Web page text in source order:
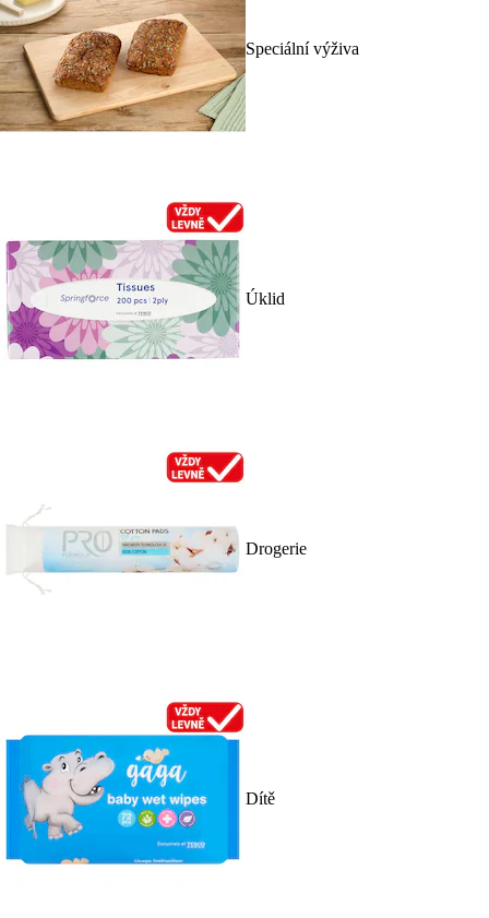
Speciální výživa
Úklid
Drogerie
Dítě